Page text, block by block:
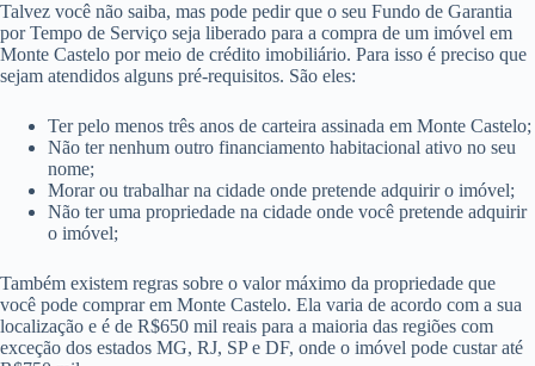
Talvez você não saiba, mas pode pedir que o seu Fundo de Garantia
por Tempo de Serviço seja liberado para a compra de um imóvel em
Monte Castelo por meio de crédito imobiliário. Para isso é preciso que
sejam atendidos alguns pré-requisitos. São eles:
Ter pelo menos três anos de carteira assinada em Monte Castelo;
Não ter nenhum outro financiamento habitacional ativo no seu
nome;
Morar ou trabalhar na cidade onde pretende adquirir o imóvel;
Não ter uma propriedade na cidade onde você pretende adquirir
o imóvel;
Também existem regras sobre o valor máximo da propriedade que
você pode comprar em Monte Castelo. Ela varia de acordo com a sua
localização e é de R$650 mil reais para a maioria das regiões com
exceção dos estados MG, RJ, SP e DF, onde o imóvel pode custar até